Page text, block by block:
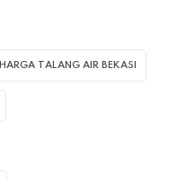
HARGA TALANG AIR BEKASI